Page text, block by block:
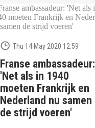
Thu 14 May 2020 12:59
Franse ambassadeur:
'Net als in 1940
moeten Frankrijk en
Nederland nu samen
de strijd voeren'